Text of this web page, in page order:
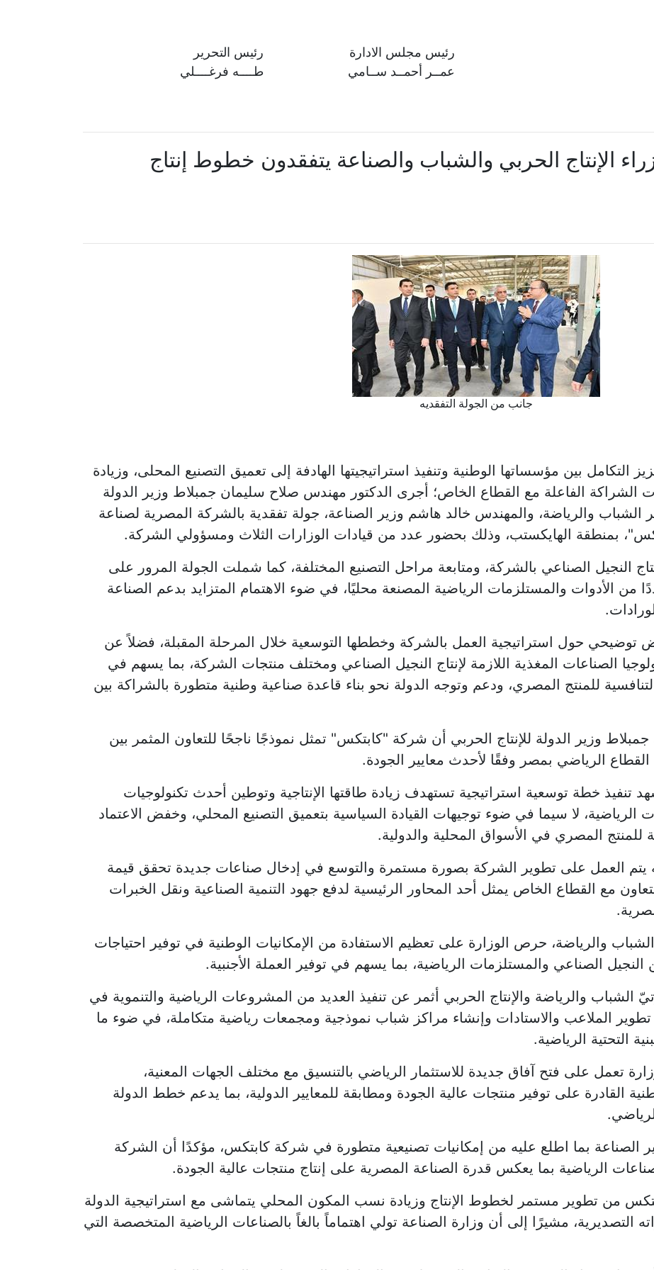
رئيس مجلس الادارة
عمــر أحمــد ســامي
رئيس التحرير
طــــه فرغــــلي
الإنتاج الحربي والشباب والصناعة يتفقدون خطوط إنتاج
جانب من الجولة التفقديه
التكامل بين مؤسساتها الوطنية وتنفيذ استراتيجيتها الهادفة إلى تعميق التصنيع المحلى، وزيادة
الفاعلة مع القطاع الخاص؛ أجرى الدكتور مهندس صلاح سليمان جمبلاط وزير الدولة
الشباب والرياضة، والمهندس خالد هاشم وزير الصناعة، جولة تفقدية بالشركة المصرية لصناعة
بمنطقة الهايكستب، وذلك بحضور عدد من قيادات الوزارات الثلاث ومسؤولي الشركة.
النجيل الصناعي بالشركة، ومتابعة مراحل التصنيع المختلفة، كما شملت الجولة المرور على
الأدوات والمستلزمات الرياضية المصنعة محليًا، في ضوء الاهتمام المتزايد بدعم الصناعة
توضيحي حول استراتيجية العمل بالشركة وخططها التوسعية خلال المرحلة المقبلة، فضلاً عن
الصناعات المغذية اللازمة لإنتاج النجيل الصناعي ومختلف منتجات الشركة، بما يسهم في
للمنتج المصري، ودعم وتوجه الدولة نحو بناء قاعدة صناعية وطنية متطورة بالشراكة بين
وزير الدولة للإنتاج الحربي أن شركة "كابتكس" تمثل نموذجًا ناجحًا للتعاون المثمر بين
القطاع الرياضي بمصر وفقًا لأحدث معايير الجودة.
خطة توسعية استراتيجية تستهدف زيادة طاقتها الإنتاجية وتوطين أحدث تكنولوجيات
الرياضية، لا سيما في ضوء توجيهات القيادة السياسية بتعميق التصنيع المحلي، وخفض الاعتماد
للمنتج المصري في الأسواق المحلية والدولية.
يتم العمل على تطوير الشركة بصورة مستمرة والتوسع في إدخال صناعات جديدة تحقق قيمة
مع القطاع الخاص يمثل أحد المحاور الرئيسية لدفع جهود التنمية الصناعية ونقل الخبرات
والرياضة، حرص الوزارة على تعظيم الاستفادة من الإمكانيات الوطنية في توفير احتياجات
الصناعي والمستلزمات الرياضية، بما يسهم في توفير العملة الأجنبية.
الشباب والرياضة والإنتاج الحربي أثمر عن تنفيذ العديد من المشروعات الرياضية والتنموية في
الملاعب والاستادات وإنشاء مراكز شباب نموذجية ومجمعات رياضية متكاملة، في ضوء ما
التحتية الرياضية.
تعمل على فتح آفاق جديدة للاستثمار الرياضي بالتنسيق مع مختلف الجهات المعنية،
القادرة على توفير منتجات عالية الجودة ومطابقة للمعايير الدولية، بما يدعم خطط الدولة
الصناعة بما اطلع عليه من إمكانيات تصنيعية متطورة في شركة كابتكس، مؤكدًا أن الشركة
الرياضية بما يعكس قدرة الصناعة المصرية على إنتاج منتجات عالية الجودة.
من تطوير مستمر لخطوط الإنتاج وزيادة نسب المكون المحلي يتماشى مع استراتيجية الدولة
التصديرية، مشيرًا إلى أن وزارة الصناعة تولي اهتماماً بالغاً بالصناعات الرياضية المتخصصة التي